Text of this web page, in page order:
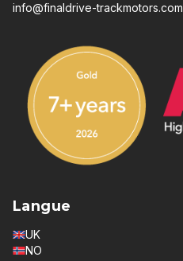
info@finaldrive-trackmotors.com
Langue
UK
NO